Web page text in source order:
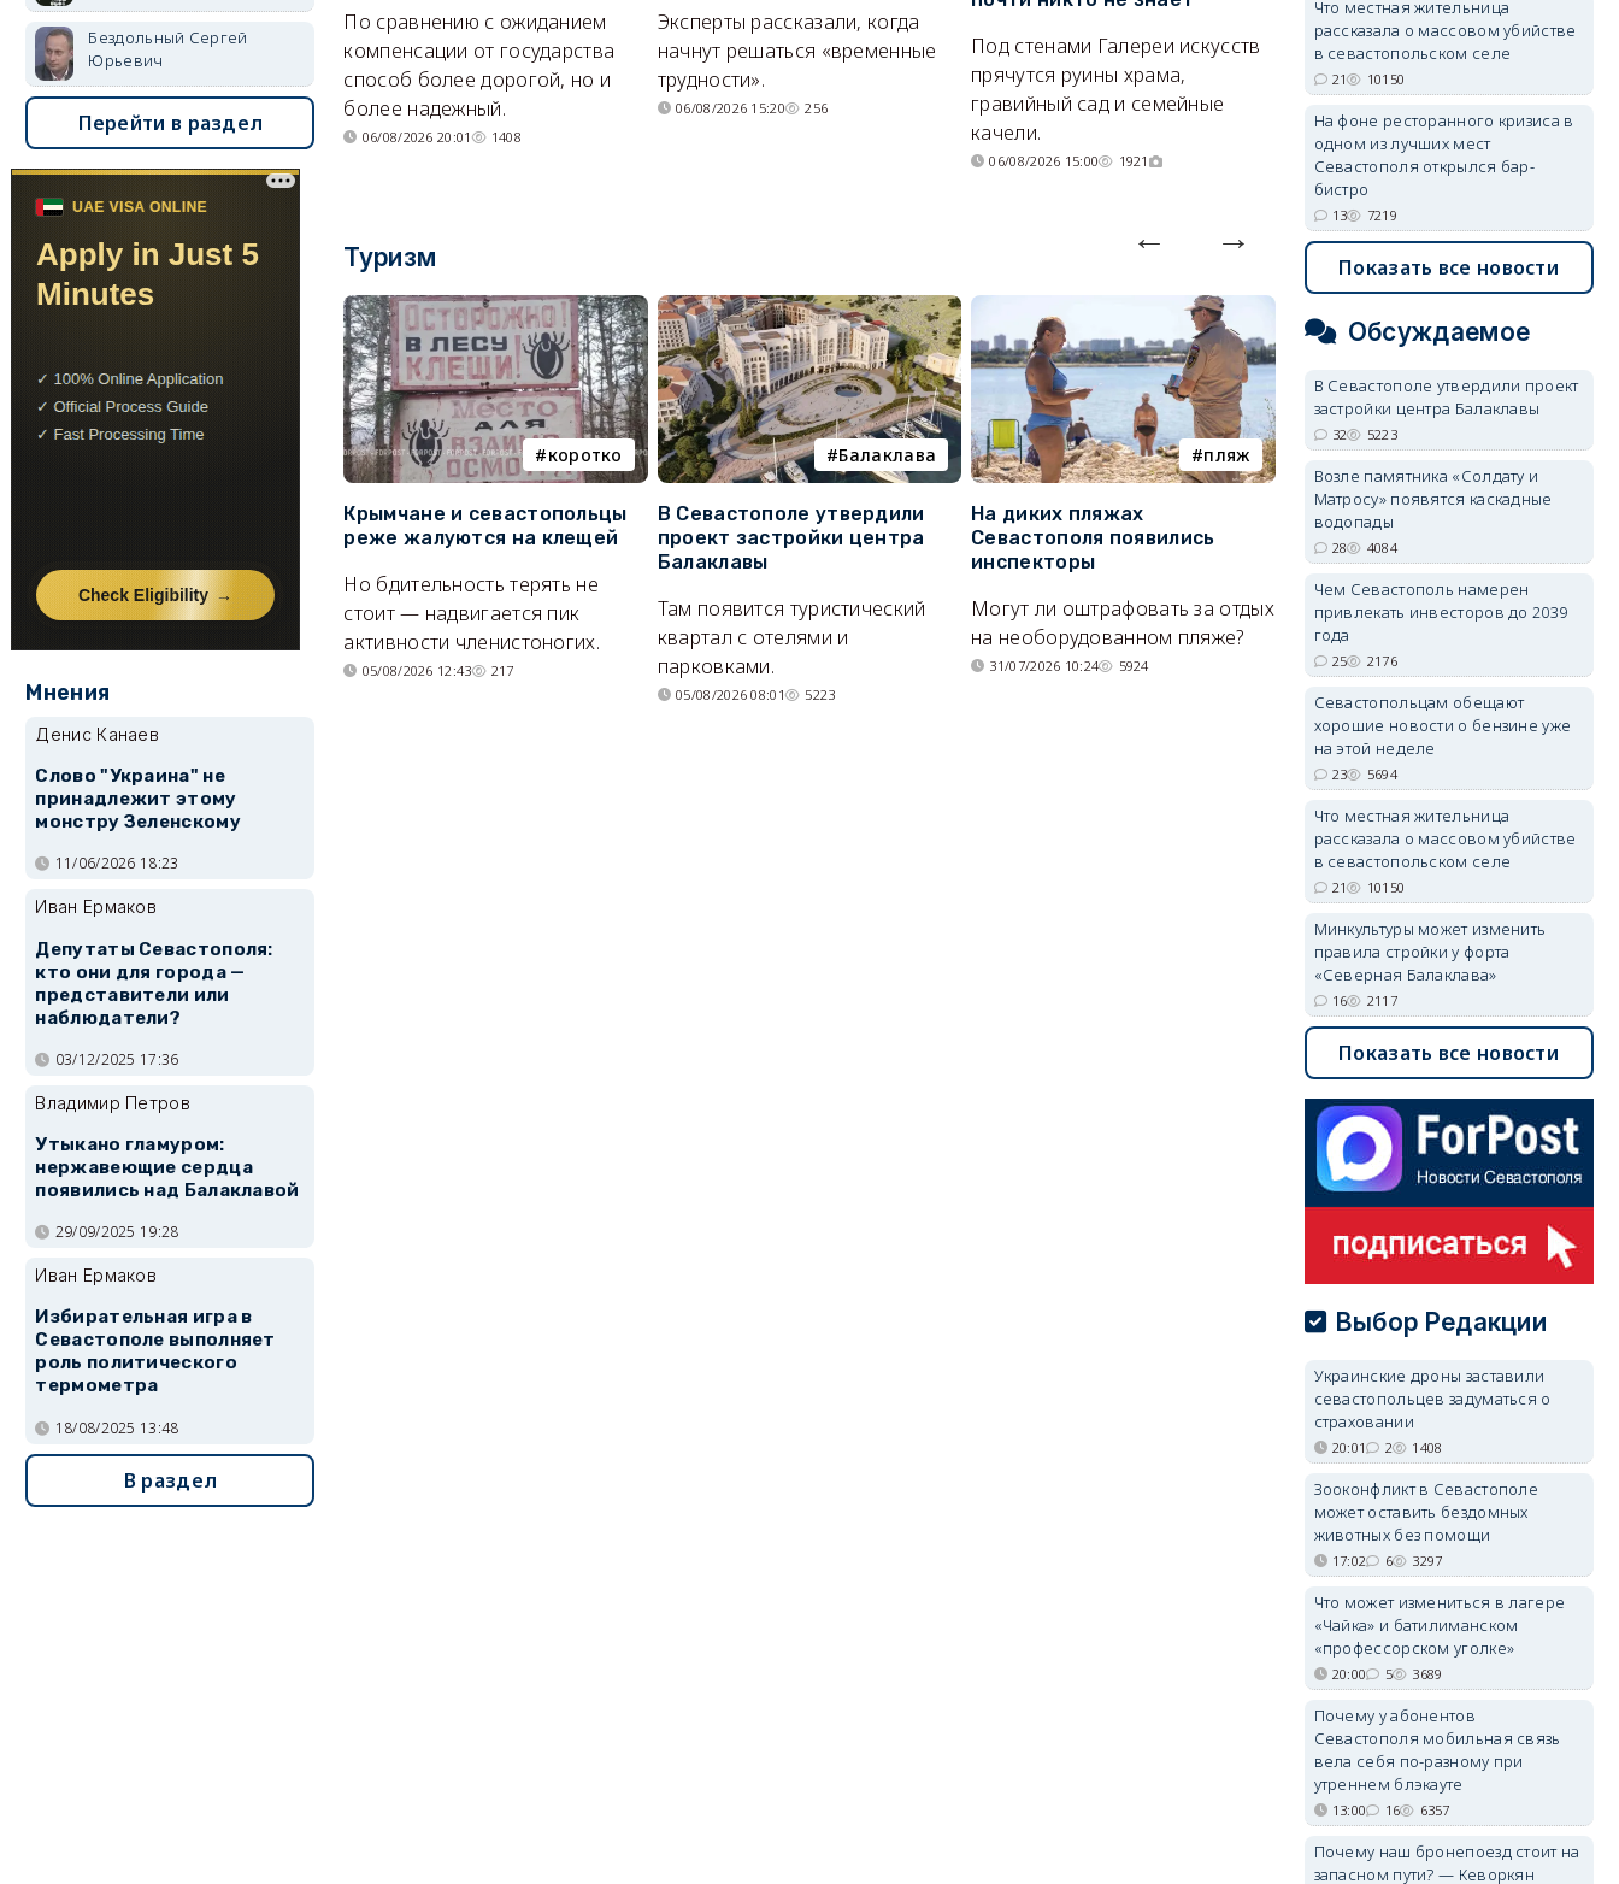
По сравнению с ожиданием
компенсации от государства
способ более дорогой, но и
более надежный.
06/08/2026 20:01 1408
Эксперты рассказали, когда
начнут решаться «временные
трудности».
06/08/2026 15:20 256
Под стенами Галереи искусств
прячутся руины храма,
гравийный сад и семейные
качели.
06/08/2026 15:00 1921
А где — несоизмеримо меньше.
06/08/2026 10:02 3575
Туризм
коротко
Крымчане и севастопольцы
реже жалуются на клещей
Но бдительность терять не
стоит — надвигается пик
активности членистоногих.
05/08/2026 12:43 217
Балаклава
В Севастополе утвердили
проект застройки центра
Балаклавы
Там появится туристический
квартал с отелями и
парковками.
05/08/2026 08:01 5223
пляж
На диких пляжах
Севастополя появились
инспекторы
Могут ли оштрафовать за отдых
на необорудованном пляже?
31/07/2026 10:24 5924
туризм
Двух москвичей на
сапбордах унесло от берега
Крыма на километр в море
Спасатели благополучно
вернули туристов обратно на
сушу.
29/07/2026 17:03
Бездольный Сергей
Юрьевич
Перейти в раздел
Мнения
Денис Канаев
Слово "Украина" не
принадлежит этому
монстру Зеленскому
11/06/2026 18:23
Иван Ермаков
Депутаты Севастополя:
кто они для города —
представители или
наблюдатели?
03/12/2025 17:36
Владимир Петров
Утыкано гламуром:
нержавеющие сердца
появились над Балаклавой
29/09/2025 19:28
Иван Ермаков
Избирательная игра в
Севастополе выполняет
роль политического
термометра
18/08/2025 13:48
В раздел
Что местная жительница
рассказала о массовом убийстве
в севастопольском селе
21 10150
На фоне ресторанного кризиса в
одном из лучших мест
Севастополя открылся бар-
бистро
13 7219
Показать все новости
Обсуждаемое
В Севастополе утвердили проект
застройки центра Балаклавы
32 5223
Возле памятника «Солдату и
Матросу» появятся каскадные
водопады
28 4084
Чем Севастополь намерен
привлекать инвесторов до 2039
года
25 2176
Севастопольцам обещают
хорошие новости о бензине уже
на этой неделе
23 5694
Что местная жительница
рассказала о массовом убийстве
в севастопольском селе
21 10150
Минкультуры может изменить
правила стройки у форта
«Северная Балаклава»
16 2117
Показать все новости
Выбор Редакции
Украинские дроны заставили
севастопольцев задуматься о
страховании
20:01 2 1408
Зооконфликт в Севастополе
может оставить бездомных
животных без помощи
17:02 6 3297
Что может измениться в лагере
«Чайка» и батилиманском
«профессорском уголке»
20:00 5 3689
Почему у абонентов
Севастополя мобильная связь
вела себя по-разному при
утреннем блэкауте
13:00 16 6357
Почему наш бронепоезд стоит на
запасном пути? — Кеворкян